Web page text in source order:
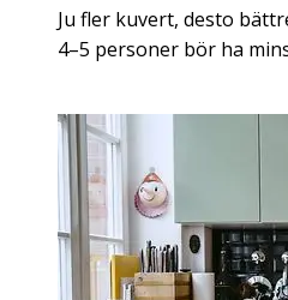
Ju fler kuvert, desto
4–5 personer bör ha